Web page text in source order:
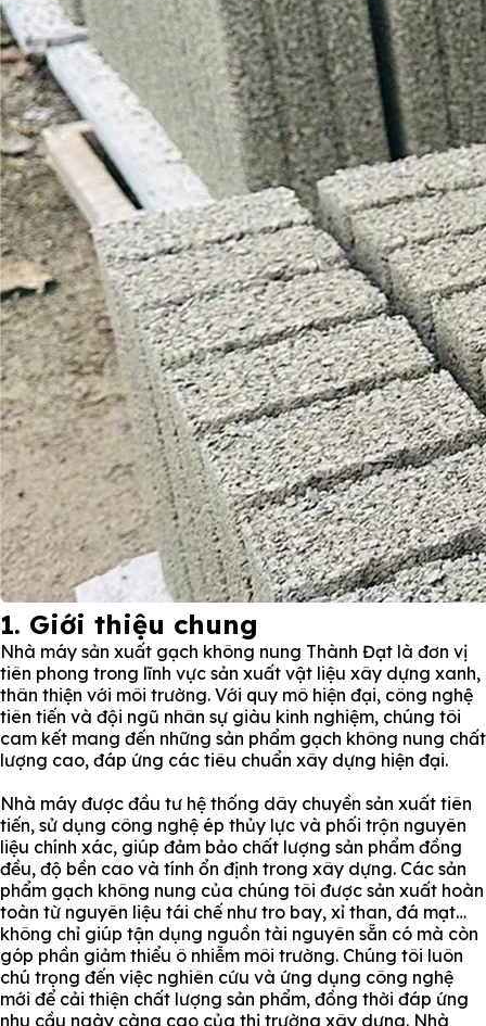
1. Giới thiệu chung
Nhà máy sản xuất gạch không nung Thành Đạt là đơn vị
tiên phong trong lĩnh vực sản xuất vật liệu xây dựng xanh,
thân thiện với môi trường. Với quy mô hiện đại, công nghệ
tiên tiến và đội ngũ nhân sự giàu kinh nghiệm, chúng tôi
cam kết mang đến những sản phẩm gạch không nung chất
lượng cao, đáp ứng các tiêu chuẩn xây dựng hiện đại.
Nhà máy được đầu tư hệ thống dây chuyền sản xuất tiên
tiến, sử dụng công nghệ ép thủy lực và phối trộn nguyên
liệu chính xác, giúp đảm bảo chất lượng sản phẩm đồng
đều, độ bền cao và tính ổn định trong xây dựng. Các sản
phẩm gạch không nung của chúng tôi được sản xuất hoàn
toàn từ nguyên liệu tái chế như tro bay, xỉ than, đá mạt…
không chỉ giúp tận dụng nguồn tài nguyên sẵn có mà còn
góp phần giảm thiểu ô nhiễm môi trường. Chúng tôi luôn
chú trọng đến việc nghiên cứu và ứng dụng công nghệ
mới để cải thiện chất lượng sản phẩm, đồng thời đáp ứng
nhu cầu ngày càng cao của thị trường xây dựng. Nhà